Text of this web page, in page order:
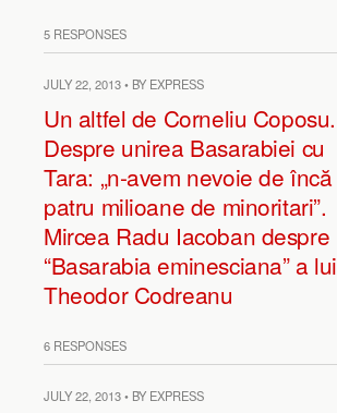
5 RESPONSES
JULY 22, 2013 • BY EXPRESS
Un altfel de Corneliu Coposu.
Despre unirea Basarabiei cu
Tara: „n-avem nevoie de încă
patru milioane de minoritari”.
Mircea Radu Iacoban despre
“Basarabia eminesciana” a lui
Theodor Codreanu
6 RESPONSES
JULY 22, 2013 • BY EXPRESS